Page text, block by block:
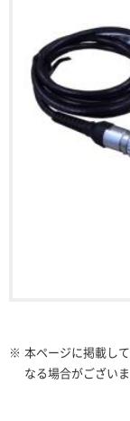
※ 本ページに掲載し
なる場合がございま